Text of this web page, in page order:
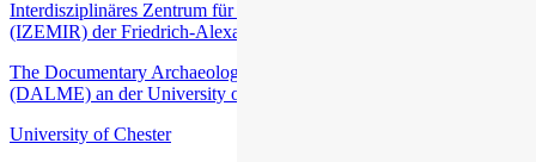
Interdisziplinäres Zentrum für Mittelalter- und Renaissancestudien
(IZEMIR) der Friedrich-Alexander-Universität Erlangen-Nürnberg
The Documentary Archaeology of Late Medieval Europe
(DALME) an der University of Harvard
University of Chester